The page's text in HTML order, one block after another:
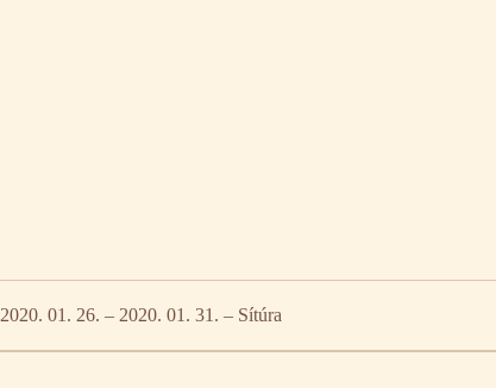
2020. 01. 26. – 2020. 01. 31. – Sítúra